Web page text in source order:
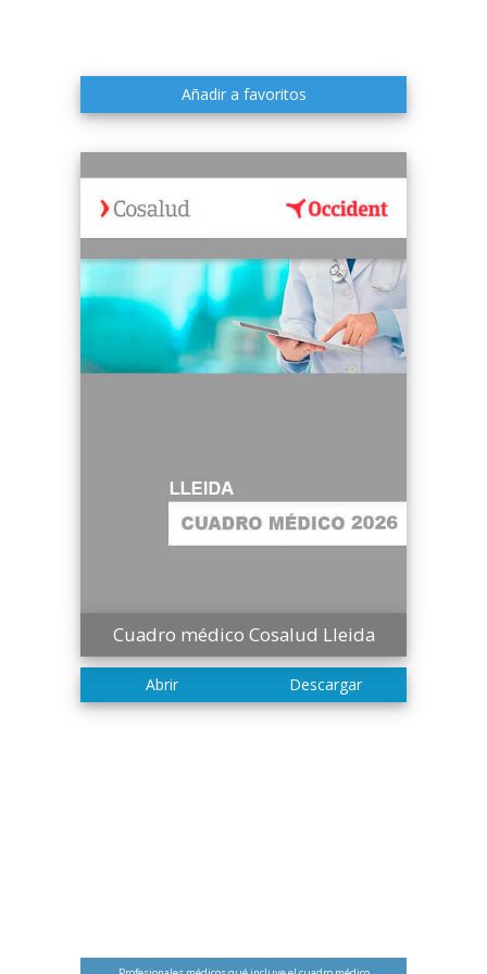
Cuadro médico Cosalud Lleida